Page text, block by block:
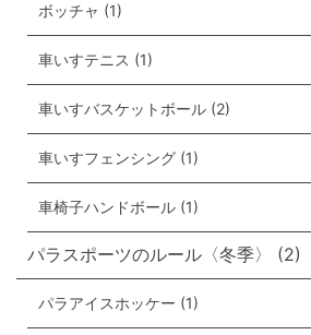
ボッチャ (1)
車いすテニス (1)
車いすバスケットボール (2)
車いすフェンシング (1)
車椅子ハンドボール (1)
パラスポーツのルール〈冬季〉 (2)
パラアイスホッケー (1)